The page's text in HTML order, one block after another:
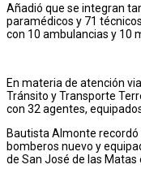
Añadió que se integran
paramédicos y 71
con 10 ambulancias y 10
En materia de atención
Tránsito y Transporte
con 32 agentes,
Bautista Almonte recordó
bomberos nuevo y
de San José de las Matas